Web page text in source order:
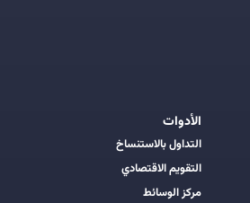
الأدوات
التداول بالاستنساخ
التقويم الاقتصادي
مركز الوسائط